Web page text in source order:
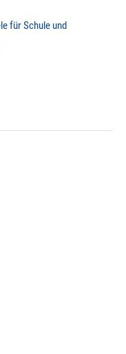
für Schule und